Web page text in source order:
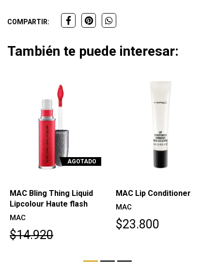
COMPARTIR:
También te puede interesar:
AGOTADO
MAC Bling Thing Liquid
Lipcolour Haute flash
MAC
$14.920
MAC Lip Conditioner
MAC
$23.800